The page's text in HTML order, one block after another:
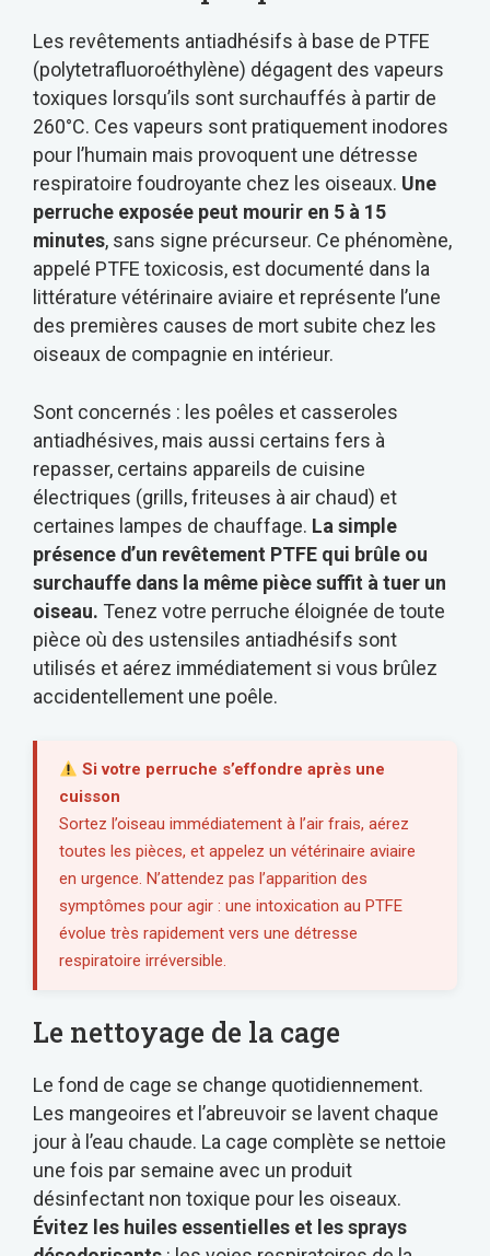
Les revêtements antiadhésifs à base de PTFE
(polytetrafluoroéthylène) dégagent des vapeurs
toxiques lorsqu’ils sont surchauffés à partir de
260°C. Ces vapeurs sont pratiquement inodores
pour l’humain mais provoquent une détresse
respiratoire foudroyante chez les oiseaux. Une
perruche exposée peut mourir en 5 à 15
minutes, sans signe précurseur. Ce phénomène,
appelé PTFE toxicosis, est documenté dans la
littérature vétérinaire aviaire et représente l’une
des premières causes de mort subite chez les
oiseaux de compagnie en intérieur.
Sont concernés : les poêles et casseroles
antiadhésives, mais aussi certains fers à
repasser, certains appareils de cuisine
électriques (grills, friteuses à air chaud) et
certaines lampes de chauffage. La simple
présence d’un revêtement PTFE qui brûle ou
surchauffe dans la même pièce suffit à tuer un
oiseau. Tenez votre perruche éloignée de toute
pièce où des ustensiles antiadhésifs sont
utilisés et aérez immédiatement si vous brûlez
accidentellement une poêle.
Si votre perruche s’effondre après une
cuisson
Sortez l’oiseau immédiatement à l’air frais, aérez
toutes les pièces, et appelez un vétérinaire aviaire
en urgence. N’attendez pas l’apparition des
symptômes pour agir : une intoxication au PTFE
évolue très rapidement vers une détresse
respiratoire irréversible.
Le nettoyage de la cage
Le fond de cage se change quotidiennement.
Les mangeoires et l’abreuvoir se lavent chaque
jour à l’eau chaude. La cage complète se nettoie
une fois par semaine avec un produit
désinfectant non toxique pour les oiseaux.
Évitez les huiles essentielles et les sprays